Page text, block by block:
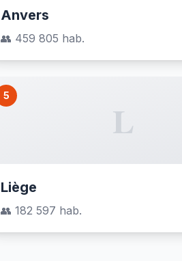
Anvers
👥 459 805 hab.
5
L
Liège
👥 182 597 hab.